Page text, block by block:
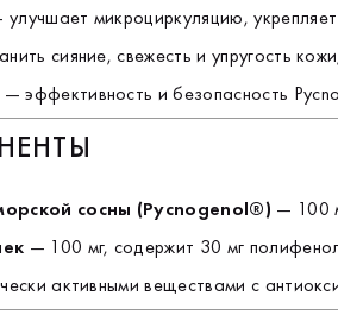
микроциркуляцию,
сияние, свежесть и упругость
— эффективность и безопасность
сосны (Pycnogenol®) — 100
— 100 мг, содержит 30 мг
активными веществами с